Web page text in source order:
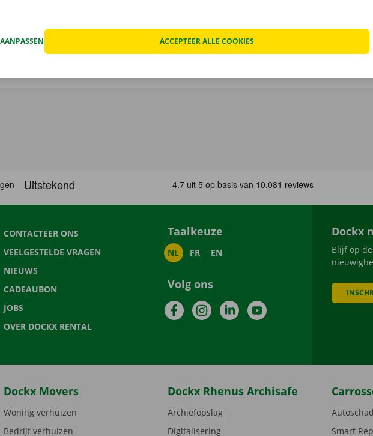
CONTACTEER ONS
VEELGESTELDE VRAGEN
NIEUWS
CADEAUBON
JOBS
OVER DOCKX RENTAL
Taalkeuze
NL FR EN
Volg ons
FacebookInstagramLinkedInYouTube
Dockx
Blijf op
Dockx Movers
Woning verhuizen
Bedrijf verhuizen
Dockx Rhenus Archisafe
Archiefopslag
Digitalisering
Smart
ACCEPTEER ALLE COOKIES